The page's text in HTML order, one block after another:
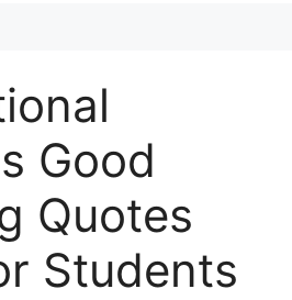
Good
Quotes
Students